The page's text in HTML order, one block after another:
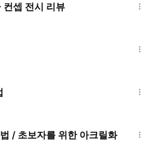
컨셉 전시 리뷰
/ 초보자를 위한 아크릴화